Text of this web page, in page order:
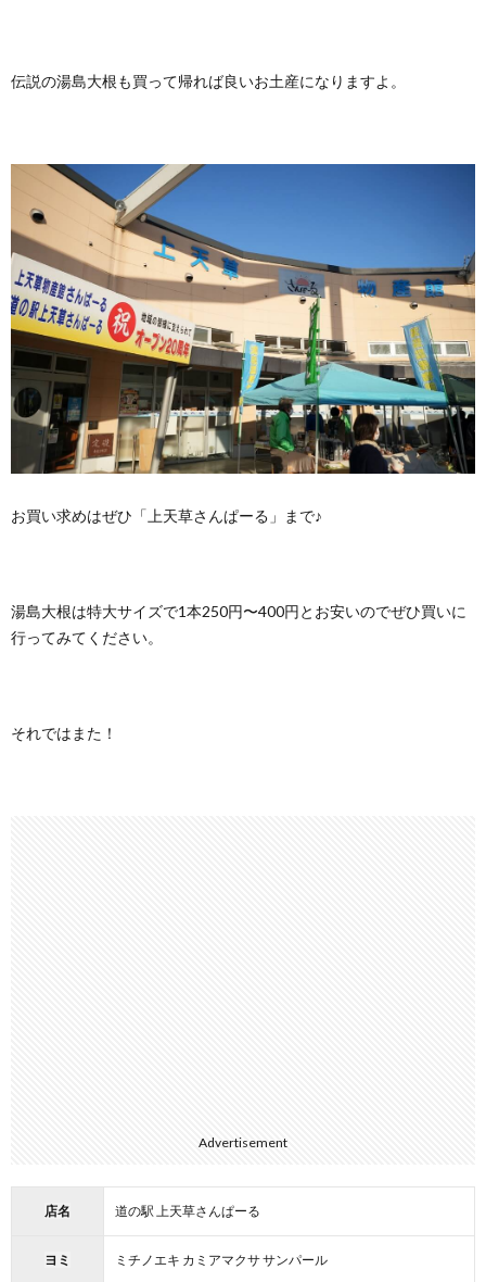
伝説の湯島大根も買って帰れば良いお土産になりますよ。
お買い求めはぜひ「上天草さんぱーる」まで♪
湯島大根は特大サイズで1本250円〜400円とお安いのでぜひ買いに
行ってみてください。
それではまた！
Advertisement
店名 道の駅 上天草さんぱーる
ヨミ ミチノエキ カミアマクサ サンパール